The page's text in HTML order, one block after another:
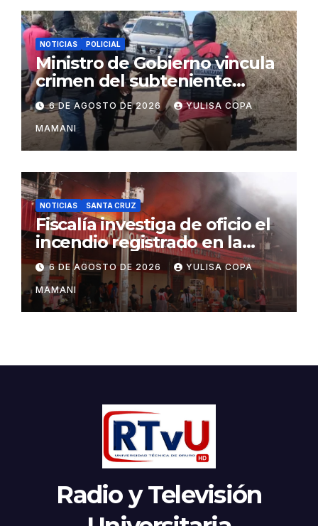
NOTICIAS POLICIAL
Ministro de Gobierno vincula
crimen del subteniente
Salazar con la red de
Sebastián Marset
6 DE AGOSTO DE 2026 YULISA COPA
MAMANI
NOTICIAS SANTA CRUZ
Fiscalía investiga de oficio el
incendio registrado en la
feria Barrio Lindo
6 DE AGOSTO DE 2026 YULISA COPA
MAMANI
Radio y Televisión